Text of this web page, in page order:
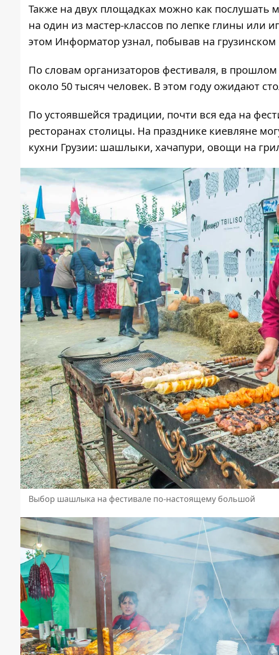
Также на двух площадках можно как послушать
на один из мастер-классов по лепке глины или
этом Информаторузнал, побывав на грузинском
По словам организаторов фестиваля, в
около 50 тысяч человек. В этом году ожидают
По устоявшейся традиции, почти вся еда на
ресторанах столицы. На празднике киевляне
кухни Грузии: шашлыки, хачапури, овощи на
Выбор шашлыка на фестивале по-настоящему большой